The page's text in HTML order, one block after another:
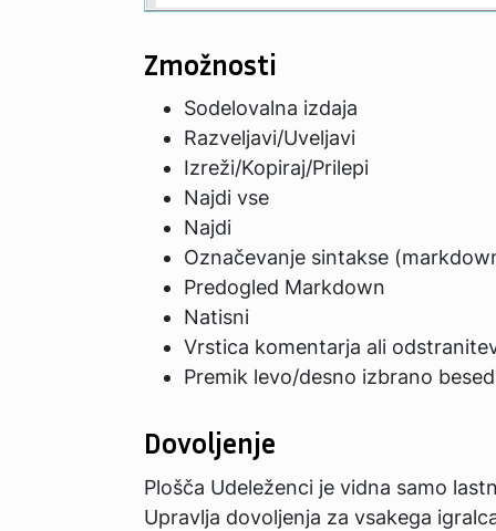
Zmožnosti
Sodelovalna izdaja
Razveljavi/Uveljavi
Izreži/Kopiraj/Prilepi
Najdi vse
Najdi
Označevanje sintakse
Predogled Markdown
Natisni
Vrstica komentarja ali
Premik levo/desno izbrano
Dovoljenje
Plošča Udeleženci je vidna samo
Upravlja dovoljenja za vsakega